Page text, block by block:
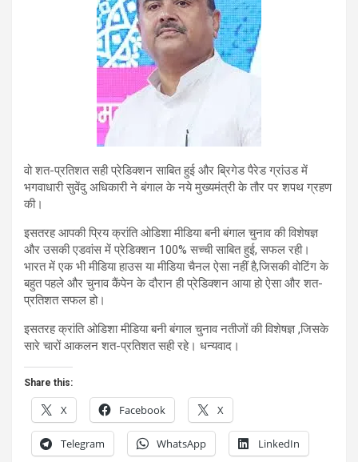
वो शत-प्रतिशत सही प्रेडिक्शन साबित हुई और ब्रिगेड पैरेड ग्रांउड में
भगवाधारी सुवेंदु अधिकारी ने बंगाल के नये मुख्यमंत्री के तौर पर शपथ ग्रहण
की।
इसतरह आपकी प्रिय क्रांति ओडिशा मीडिया बनी बंगाल चुनाव की विशेषज्ञ
और उसकी एडवांस में प्रेडिक्शन 100% सच्ची साबित हुई, सफल रही।
भारत में एक भी मीडिया हाउस या मीडिया चैनल ऐसा नहीं है,जिसकी वोटिंग के
बहुत पहले और चुनाव कैंपेन के दौरान ही प्रेडिक्शन आया हो ऐसा और शत-
प्रतिशत सफल हो।
इसतरह क्रांति ओडिशा मीडिया बनी बंगाल चुनाव नतीजों की विशेषज्ञ ,जिसके
सारे चारों आकलन शत-प्रतिशत सही रहे। धन्यवाद।
Share this:
X Facebook X
Telegram WhatsApp LinkedIn